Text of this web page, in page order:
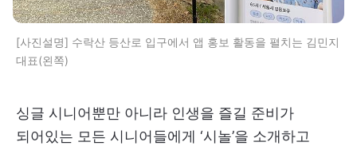
[사진설명] 수락산 등산로 입구에서 앱 홍보 활동을 펼치는 김민지
대표(왼쪽)
싱글 시니어뿐만 아니라 인생을 즐길 준비가
되어있는 모든 시니어들에게 ‘시놀’을 소개하고